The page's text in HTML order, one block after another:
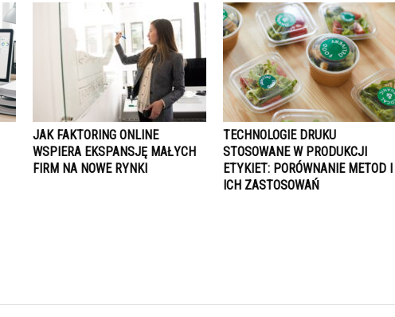
JAK FAKTORING ONLINE
WSPIERA EKSPANSJĘ MAŁYCH
FIRM NA NOWE RYNKI
TECHNOLOGIE DRUKU
STOSOWANE W PRODUKCJI
ETYKIET: PORÓWNANIE METOD I
ICH ZASTOSOWAŃ